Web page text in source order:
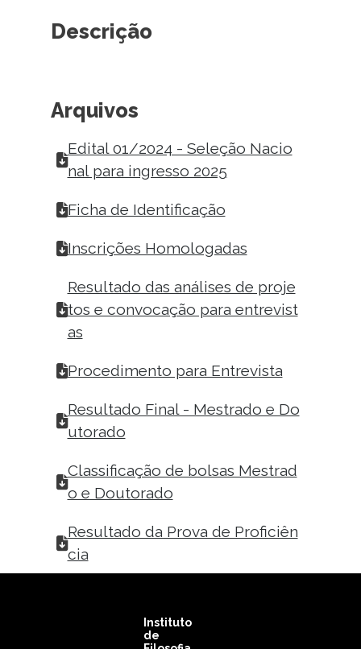
Descrição
Arquivos
Edital 01/2024 - Seleção Nacio
nal para ingresso 2025
Ficha de Identificação
Inscrições Homologadas
Resultado das análises de proje
tos e convocação para entrevist
as
Procedimento para Entrevista
Resultado Final - Mestrado e Do
utorado
Classificação de bolsas Mestrad
o e Doutorado
Resultado da Prova de Proficiên
cia
Instituto
de